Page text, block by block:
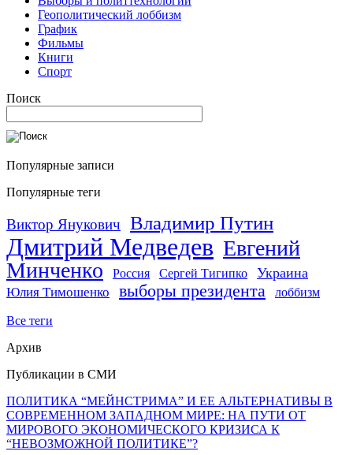
Геополитический лоббизм
График
Фильмы
Книги
Спорт
Поиск
Популярные записи
Популярные теги
Виктор Янукович Владимир Путин
Дмитрий Медведев Евгений
Минченко
Россия Сергей Тигипко Украина
Юлия Тимошенко выборы президента лоббизм
Все теги
Архив
Публикации в СМИ
ПОЛИТИКА “МЕЙНСТРИМА” И ЕЕ АЛЬТЕРНАТИВЫ В
СОВРЕМЕННОМ ЗАПАДНОМ МИРЕ: НА ПУТИ ОТ
МИРОВОГО ЭКОНОМИЧЕСКОГО КРИЗИСА К
“НЕВОЗМОЖНОЙ ПОЛИТИКЕ”?